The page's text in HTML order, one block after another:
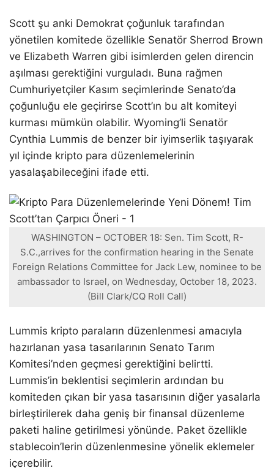
Scott şu anki Demokrat çoğunluk tarafından
yönetilen komitede özellikle Senatör Sherrod Brown
ve Elizabeth Warren gibi isimlerden gelen direncin
aşılması gerektiğini vurguladı. Buna rağmen
Cumhuriyetçiler Kasım seçimlerinde Senato’da
çoğunluğu ele geçirirse Scott’ın bu alt komiteyi
kurması mümkün olabilir. Wyoming’li Senatör
Cynthia Lummis de benzer bir iyimserlik taşıyarak
yıl içinde kripto para düzenlemelerinin
yasalaşabileceğini ifade etti.
WASHINGTON – OCTOBER 18: Sen. Tim Scott, R-
S.C.,arrives for the confirmation hearing in the Senate
Foreign Relations Committee for Jack Lew, nominee to be
ambassador to Israel, on Wednesday, October 18, 2023.
(Bill Clark/CQ Roll Call)
Lummis kripto paraların düzenlenmesi amacıyla
hazırlanan yasa tasarılarının Senato Tarım
Komitesi’nden geçmesi gerektiğini belirtti.
Lummis’in beklentisi seçimlerin ardından bu
komiteden çıkan bir yasa tasarısının diğer yasalarla
birleştirilerek daha geniş bir finansal düzenleme
paketi haline getirilmesi yönünde. Paket özellikle
stablecoin’lerin düzenlenmesine yönelik eklemeler
içerebilir.